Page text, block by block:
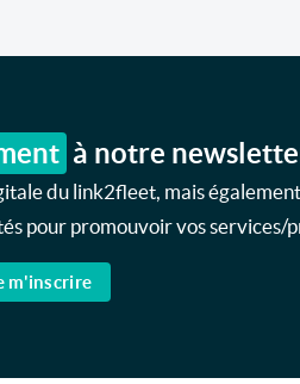
à notre
du link2fleet, mais
pour promouvoir vos services/
m'inscrire